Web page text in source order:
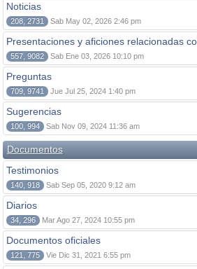
Noticias
208, 2731 Sab May 02, 2026 2:46 pm
Presentaciones y aficiones relacionadas
557, 9082 Sab Ene 03, 2026 10:10 pm
Preguntas
709, 9741 Jue Jul 25, 2024 1:40 pm
Sugerencias
100, 994 Sab Nov 09, 2024 11:36 am
Documentos
Testimonios
140, 918 Sab Sep 05, 2020 9:12 am
Diarios
34, 296 Mar Ago 27, 2024 10:55 pm
Documentos oficiales
121, 775 Vie Dic 31, 2021 6:55 pm